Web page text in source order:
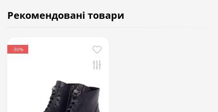
Рекомендовані товари
-30%